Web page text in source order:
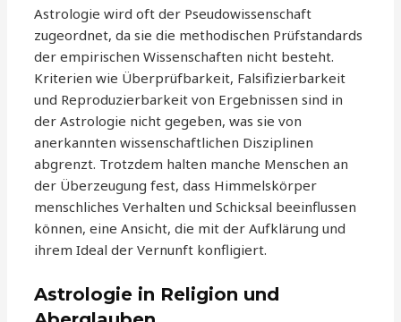
Astrologie wird oft der Pseudowissenschaft
zugeordnet, da sie die methodischen Prüfstandards
der empirischen Wissenschaften nicht besteht.
Kriterien wie Überprüfbarkeit, Falsifizierbarkeit
und Reproduzierbarkeit von Ergebnissen sind in
der Astrologie nicht gegeben, was sie von
anerkannten wissenschaftlichen Disziplinen
abgrenzt. Trotzdem halten manche Menschen an
der Überzeugung fest, dass Himmelskörper
menschliches Verhalten und Schicksal beeinflussen
können, eine Ansicht, die mit der Aufklärung und
ihrem Ideal der Vernunft konfligiert.
Astrologie in Religion und